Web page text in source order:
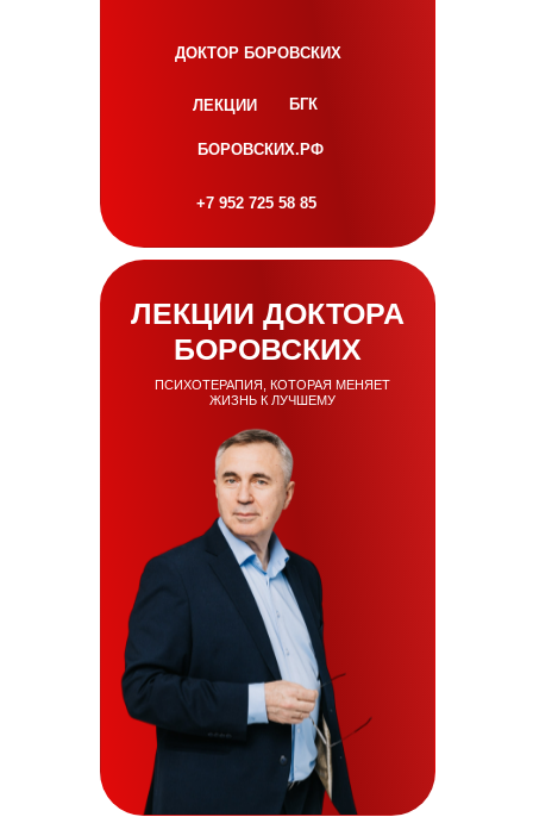
ДОКТОР БОРОВСКИХ
ЛЕКЦИИ БГК
БОРОВСКИХ.РФ
+7 952 725 58 85
ЛЕКЦИИ ДОКТОРА
БОРОВСКИХ
ПСИХОТЕРАПИЯ, КОТОРАЯ МЕНЯЕТ
ЖИЗНЬ К ЛУЧШЕМУ